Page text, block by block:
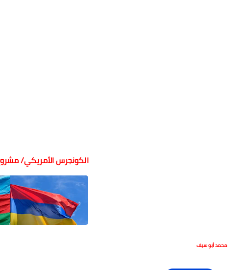
الكونجرس الأمريكي/ مشروع
محمد أبو سيف